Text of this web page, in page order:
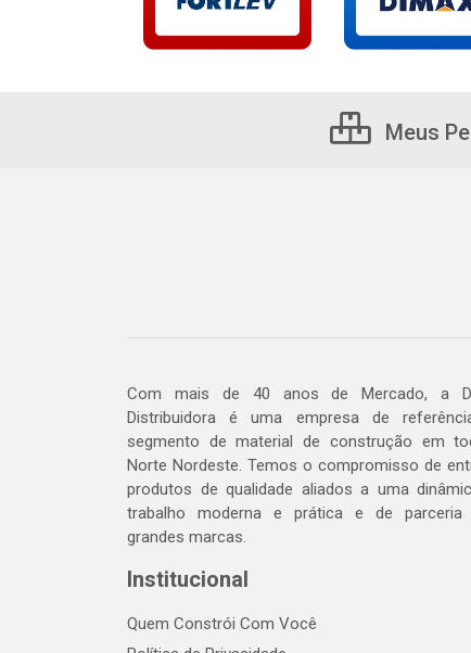
Meus
Com mais de 40 anos de Mercado, a
Distribuidora é uma empresa de
segmento de material de construção em
Norte Nordeste. Temos o compromisso de
produtos de qualidade aliados a uma
trabalho moderna e prática e de parceria
grandes marcas.
Institucional
Quem Constrói Com Você